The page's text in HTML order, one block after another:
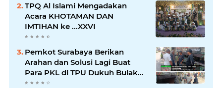
TPQ Al Islami Mengadakan
Acara KHOTAMAN DAN
IMTIHAN ke ...XXVI
Pemkot Surabaya Berikan
Arahan dan Solusi Lagi Buat
Para PKL di TPU Dukuh Bulak
Banteng Surabaya